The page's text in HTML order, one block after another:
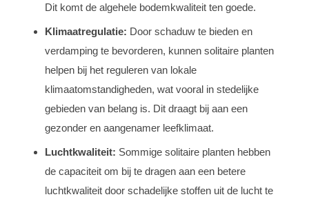
Dit komt de algehele bodemkwaliteit ten goede.
Klimaatregulatie: Door schaduw te bieden en
verdamping te bevorderen, kunnen solitaire planten
helpen bij het reguleren van lokale
klimaatomstandigheden, wat vooral in stedelijke
gebieden van belang is. Dit draagt bij aan een
gezonder en aangenamer leefklimaat.
Luchtkwaliteit: Sommige solitaire planten hebben
de capaciteit om bij te dragen aan een betere
luchtkwaliteit door schadelijke stoffen uit de lucht te